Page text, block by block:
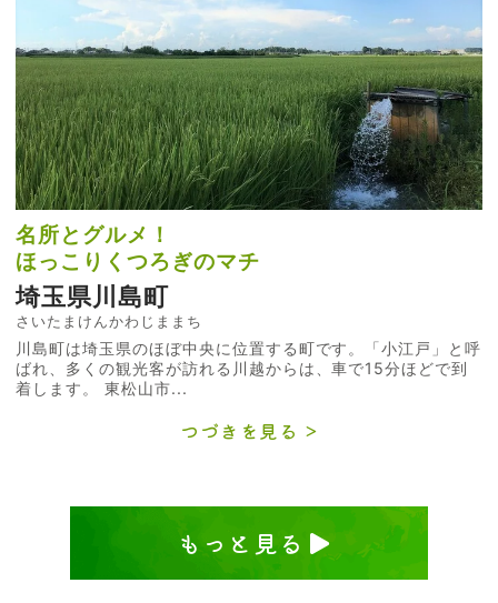
名所とグルメ！
ほっこりくつろぎのマチ
埼玉県川島町
さいたまけんかわじままち
川島町は埼玉県のほぼ中央に位置する町です。「小江戸」と呼
ばれ、多くの観光客が訪れる川越からは、車で15分ほどで到
着します。 東松山市...
つづきを見る
もっと見る